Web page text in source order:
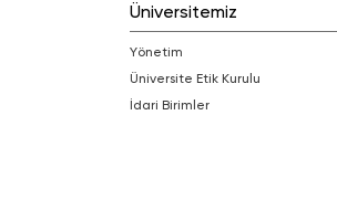
Üniversitemiz
Yönetim
Üniversite Etik Kurulu
İdari Birimler